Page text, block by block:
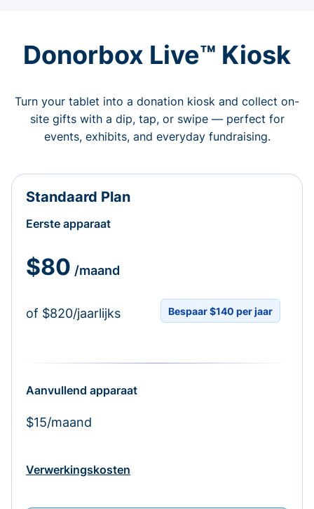
Donorbox Live™ Kiosk
Turn your tablet into a donation kiosk and collect on-
site gifts with a dip, tap, or swipe — perfect for
events, exhibits, and everyday fundraising.
Standaard Plan
Eerste apparaat
$80 /maand
of $820/jaarlijks Bespaar $140 per jaar
Aanvullend apparaat
$15/maand
Verwerkingskosten